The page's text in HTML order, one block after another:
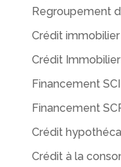
Regroupement
Crédit
Crédit
Financement SCI
Financement
Crédit
Crédit à la